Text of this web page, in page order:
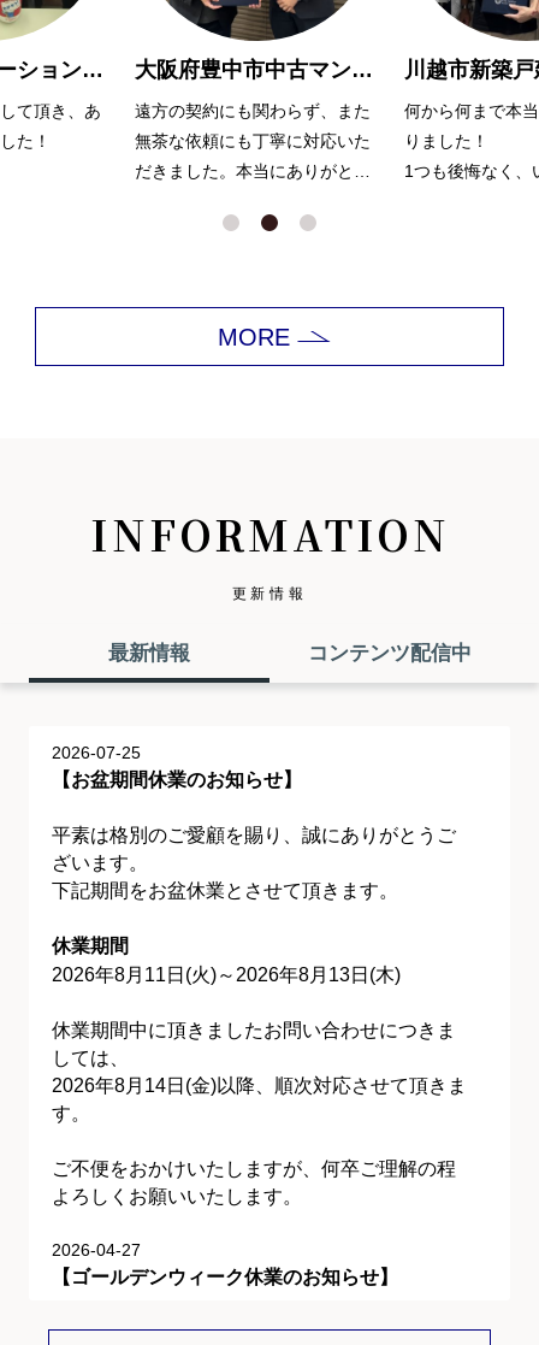
大阪府豊中市中古マンション購入Y様
らず、また
に対応いた
川越市新築戸建購入 A様
何から何まで本当にお世話にな
りました！
1つも後悔なく、いい家が見つ
と思っています。
親切で親身に対
りがとうござい
MORE
INFORMATION
更新情報
最新情報 コンテンツ配信中
2026-07-25
【お盆期間休業のお知らせ】
平素は格別のご愛顧を賜り、誠にありがとうご
ざいます。
下記期間をお盆休業とさせて頂きます。
休業期間
2026年8月11日(火)～2026年8月13日(木)
休業期間中に頂きましたお問い合わせにつきま
しては、
2026年8月14日(金)以降、順次対応させて頂きま
す。
ご不便をおかけいたしますが、何卒ご理解の程
よろしくお願いいたします。
2026-04-27
【ゴールデンウィーク休業のお知らせ】
平素は格別のご愛顧を賜り、誠にありがとうご